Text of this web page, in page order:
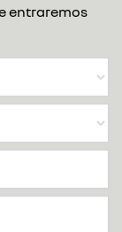
entraremos